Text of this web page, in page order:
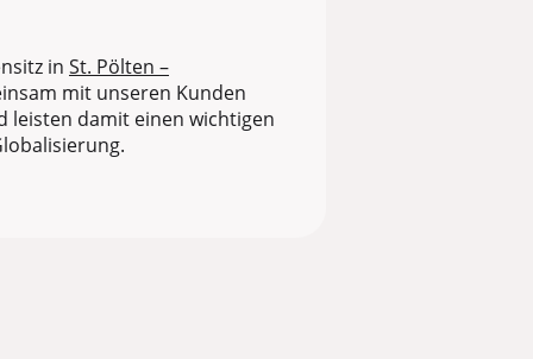
in St. Pölten –
mit unseren Kunden
leisten damit einen wichtigen